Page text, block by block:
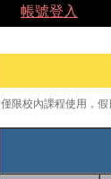
帳號登入
僅限校內課程使用，假